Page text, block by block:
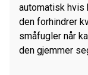
automatisk
den forhindrer
småfugler når
den gjemmer